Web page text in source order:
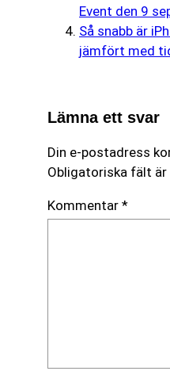
Event den 9
Så snabb är
jämfört med
Lämna ett svar
Din e-postadress
Obligatoriska fält
Kommentar *